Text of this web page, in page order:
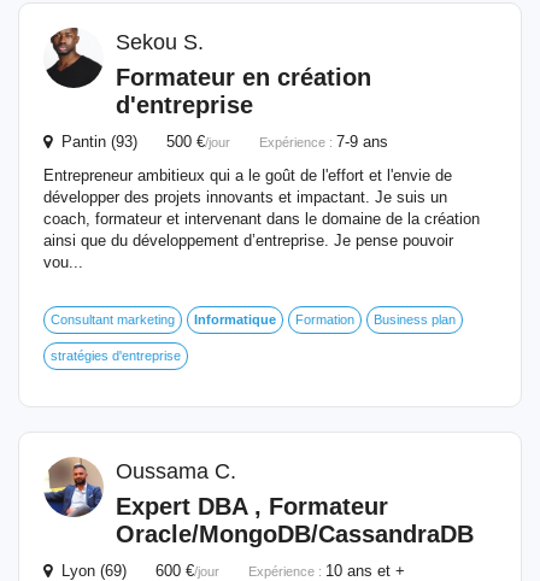
Sekou S.
Formateur en création
d'entreprise
Pantin (93) 500 €/jour Expérience : 7-9 ans
Entrepreneur ambitieux qui a le goût de l'effort et l'envie de
développer des projets innovants et impactant. Je suis un
coach, formateur et intervenant dans le domaine de la création
ainsi que du développement d’entreprise. Je pense pouvoir
vou...
Consultant marketing Informatique Formation Business plan
stratégies d'entreprise
Oussama C.
Expert DBA , Formateur
Oracle/MongoDB/CassandraDB
Lyon (69) 600 €/jour Expérience : 10 ans et +